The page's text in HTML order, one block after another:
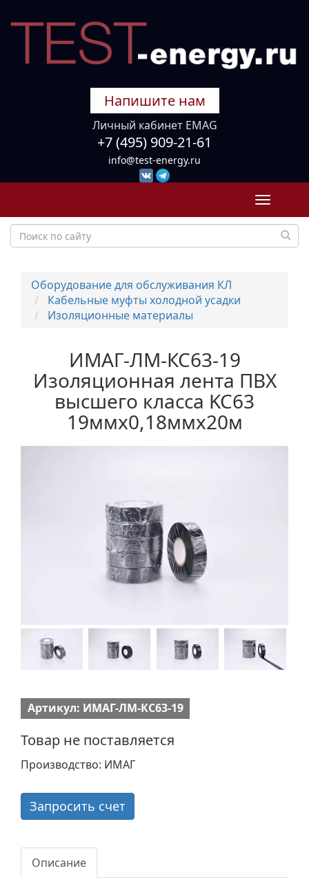
Напишите нам
Личный кабинет EMAG
+7 (495) 909-21-61
info@test-energy.ru
Toggle
Оборудование для обслуживания КЛ
Кабельные муфты холодной усадки
Изоляционные материалы
ИМАГ-ЛМ-КС63-19
Изоляционная лента ПВХ
высшего класса KC63
19ммх0,18ммх20м
Артикул: ИМАГ-ЛМ-КС63-19
Товар не поставляется
Производство: ИМАГ
Запросить счет
Описание